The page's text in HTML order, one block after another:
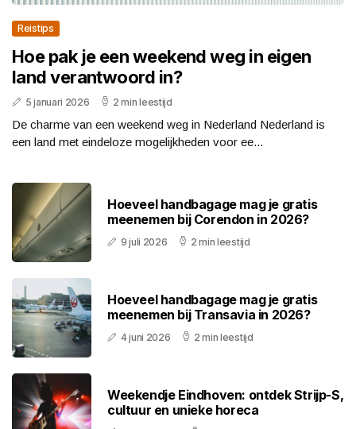
Reistips
Hoe pak je een weekend weg in eigen
land verantwoord in?
5 januari 2026 2 min leestijd
De charme van een weekend weg in Nederland Nederland is
een land met eindeloze mogelijkheden voor ee...
Hoeveel handbagage mag je gratis
meenemen bij Corendon in 2026?
9 juli 2026 2 min leestijd
Hoeveel handbagage mag je gratis
meenemen bij Transavia in 2026?
4 juni 2026 2 min leestijd
Weekendje Eindhoven: ontdek Strijp-S,
cultuur en unieke horeca